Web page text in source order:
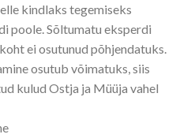
kindlaks tegemiseks
poole. Sõltumatu eksperdi
ei osutunud põhjendatuks.
osutub võimatuks, siis
kulud Ostja ja Müüja vahel